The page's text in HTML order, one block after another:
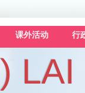
课外活动 行